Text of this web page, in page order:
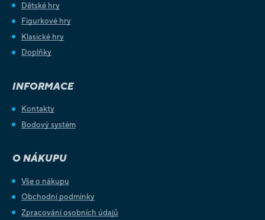
Dětské hry
Figurkové hry
Klasické hry
Doplňky
INFORMACE
Kontakty
Bodový systém
O NÁKUPU
Vše o nákupu
Obchodní podmínky
Zpracování osobních údajů